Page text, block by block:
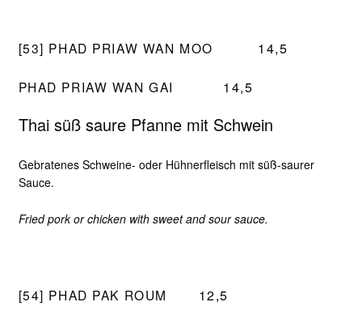
[53] PHAD PRIAW WAN MOO 14,5
PHAD PRIAW WAN GAI 14,5
Thai süß saure Pfanne mit Schwein
Gebratenes Schweine- oder Hühnerfleisch mit süß-saurer
Sauce.
Fried pork or chicken with sweet and sour sauce.
[54] PHAD PAK ROUM 12,5